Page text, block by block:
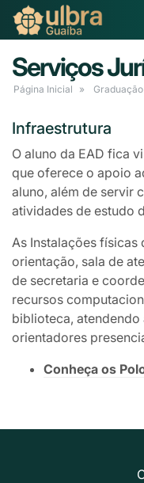
Serviços
Página Inicial Graduação
Infraestrutura
O aluno da EAD fica
que oferece o apoio
aluno, além de servir
atividades de estudo
As Instalações
orientação, sala de
de secretaria e
recursos
biblioteca, atendendo
orientadores
Conheça os